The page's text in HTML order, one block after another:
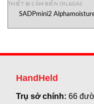
THIẾT BỊ CẢM BIẾN OIL&GAS
SADPmini2
HandHeld
Trụ sở chính:66